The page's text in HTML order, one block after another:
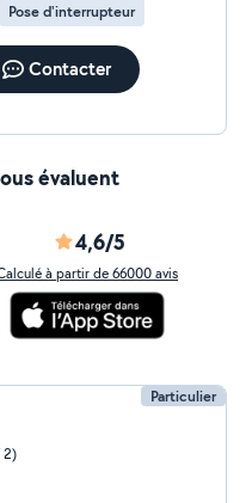
Pose d'interrupteur
Contacter
évaluent
4,6/5
à partir de 66000 avis
Particulier
2)